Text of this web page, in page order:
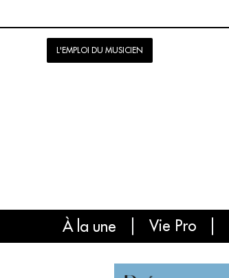
L'EMPLOI DU MUSICIEN
À la une Vie Pro